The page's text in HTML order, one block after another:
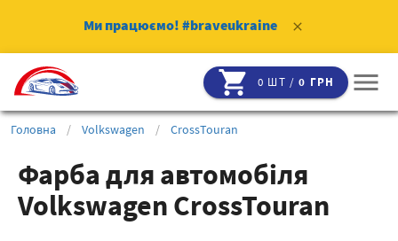
Ми працюємо! #braveukraine clear
shopping_cart 0 ШТ /0 ГРН menu
Головна / Volkswagen / CrossTouran
Фарба для автомобіля
Volkswagen CrossTouran